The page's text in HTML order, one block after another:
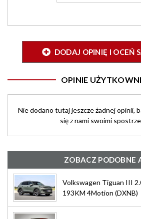
DODAJ OPINIĘ I OCEŃ
OPINIE
Nie dodano tutaj jeszcze żadnej opinii,
się z nami swoimi
ZOBACZ PODOBNE
Volkswagen Tiguan III
193KM 4Motion (DXNB)